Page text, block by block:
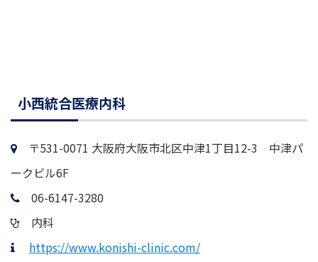
小西統合医療内科
〒531-0071 大阪府大阪市北区中津1丁目12-3 中津パ
ークビル6F
06-6147-3280
内科
https://www.konishi-clinic.com/